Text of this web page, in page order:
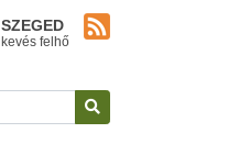
SZEGED
kevés felhő